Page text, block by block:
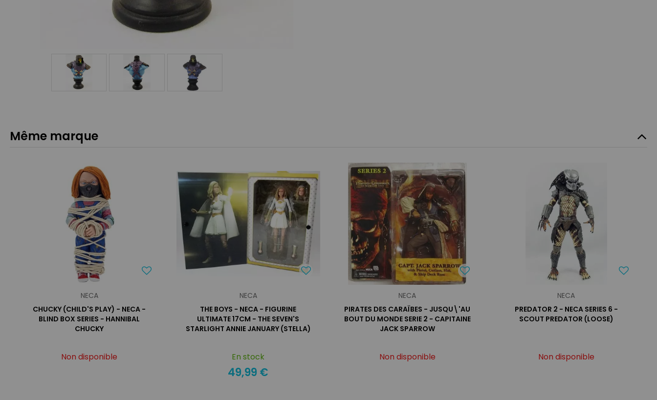
Même marque
NECA
CHUCKY (CHILD'S PLAY) - NECA -
BLIND BOX SERIES - HANNIBAL
CHUCKY
Non disponible
NECA
THE BOYS - NECA - FIGURINE
ULTIMATE 17CM - THE SEVEN'S
STARLIGHT ANNIE JANUARY (STELLA)
En stock
49,99 €
NECA
PIRATES DES CARAÏBES - JUSQU\'AU
BOUT DU MONDE SERIE 2 - CAPITAINE
JACK SPARROW
Non disponible
NECA
PREDATOR 2 - NECA SERIES 6 -
SCOUT PREDATOR (LOOSE)
Non disponible